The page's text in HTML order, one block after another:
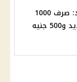
منحة العام الدراسي الجديد: صرف 1000
جنيه للعاملين بالسكة الحديد و500 جنيه